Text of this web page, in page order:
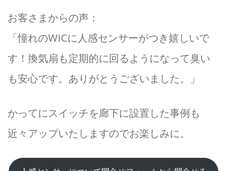
お客さまからの声：
「憧れのWICに人感センサーがつき嬉しいで
す！換気扇も定期的に回るようになって臭い
も安心です。ありがとうございました。」
かってにスイッチを廊下に設置した事例も
近々アップいたしますのでお楽しみに。